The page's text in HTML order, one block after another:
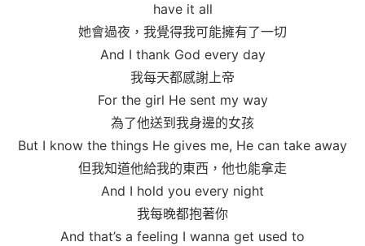
have it all
她會過夜，我覺得我可能擁有了一切
And I thank God every day
我每天都感謝上帝
For the girl He sent my way
為了他送到我身邊的女孩
But I know the things He gives me, He can take away
但我知道他給我的東西，他也能拿走
And I hold you every night
我每晚都抱著你
And that’s a feeling I wanna get used to